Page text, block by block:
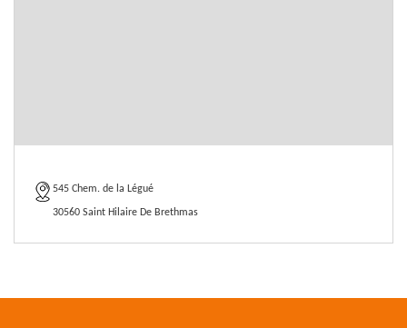
545 Chem. de la Légué
30560 Saint Hilaire De Brethmas